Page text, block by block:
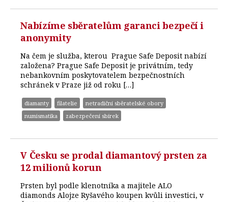
Nabízíme sběratelům garanci bezpečí i
anonymity
Na čem je služba, kterou Prague Safe Deposit nabízí
založena? Prague Safe Deposit je privátním, tedy
nebankovním poskytovatelem bezpečnostních
schránek v Praze již od roku […]
diamanty filatelie
netradiční sběratelské obory
numismatika
zabezpečení sbírek
V Česku se prodal diamantový prsten za
12 milionů korun
Prsten byl podle klenotníka a majitele ALO
diamonds Alojze Ryšavého koupen kvůli investici, v